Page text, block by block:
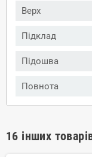
Верх
Підклад
Підошва
Повнота
16 інших